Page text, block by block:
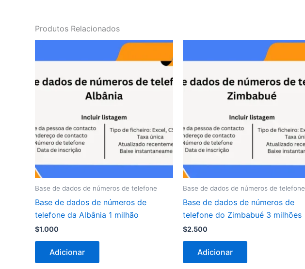
Produtos Relacionados
Base de dados de números de telefone
Base de dados de números de
telefone da Albânia 1 milhão
$1.000
Adicionar
Base de dados de números de telefone
Base de dados de números de
telefone do Zimbabué 3 milhões
$2.500
Adicionar